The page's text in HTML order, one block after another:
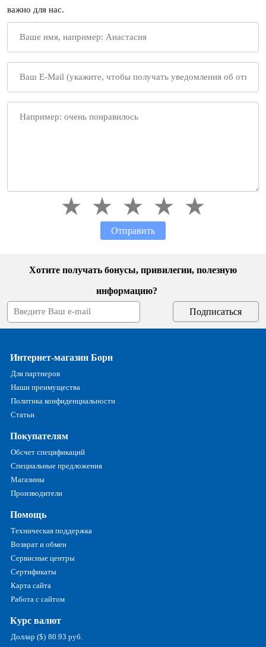
важно для нас.
Отправить
Хотите получать бонусы, привилегии, полезную
информацию?
Интернет-магазин Борн
Для партнеров
Наши преимущества
Политика конфиденциальности
Статьи
Покупателям
Обсчет спецификаций
Специальные предложения
Магазины
Производители
Помощь
Техническая поддержка
Возврат и обмен
Сервисные центры
Сертификаты
Карта сайта
Работа с сайтом
Курс валют
Доллар ($) 80.93 руб.